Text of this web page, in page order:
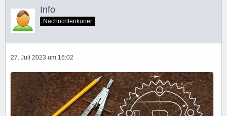
Info
Nachrichtenkurier
27. Juli 2023 um 16:02